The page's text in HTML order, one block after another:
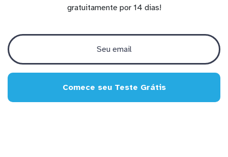
gratuitamente por 14 dias!
Comece seu Teste Grátis